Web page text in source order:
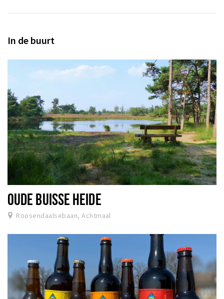
In de buurt
OUDE BUISSE HEIDE
Roosendaalsebaan, Achtmaal